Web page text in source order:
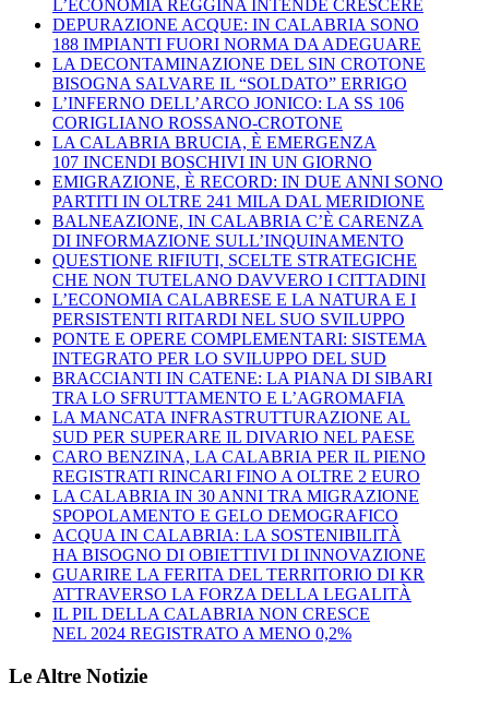
L’ECONOMIA REGGINA INTENDE CRESCERE
DEPURAZIONE ACQUE: IN CALABRIA SONO
188 IMPIANTI FUORI NORMA DA ADEGUARE
LA DECONTAMINAZIONE DEL SIN CROTONE
BISOGNA SALVARE IL “SOLDATO” ERRIGO
L’INFERNO DELL’ARCO JONICO: LA SS 106
CORIGLIANO ROSSANO-CROTONE
LA CALABRIA BRUCIA, È EMERGENZA
107 INCENDI BOSCHIVI IN UN GIORNO
EMIGRAZIONE, È RECORD: IN DUE ANNI SONO
PARTITI IN OLTRE 241 MILA DAL MERIDIONE
BALNEAZIONE, IN CALABRIA C’È CARENZA
DI INFORMAZIONE SULL’INQUINAMENTO
QUESTIONE RIFIUTI, SCELTE STRATEGICHE
CHE NON TUTELANO DAVVERO I CITTADINI
L’ECONOMIA CALABRESE E LA NATURA E I
PERSISTENTI RITARDI NEL SUO SVILUPPO
PONTE E OPERE COMPLEMENTARI: SISTEMA
INTEGRATO PER LO SVILUPPO DEL SUD
BRACCIANTI IN CATENE: LA PIANA DI SIBARI
TRA LO SFRUTTAMENTO E L’AGROMAFIA
LA MANCATA INFRASTRUTTURAZIONE AL
SUD PER SUPERARE IL DIVARIO NEL PAESE
CARO BENZINA, LA CALABRIA PER IL PIENO
REGISTRATI RINCARI FINO A OLTRE 2 EURO
LA CALABRIA IN 30 ANNI TRA MIGRAZIONE
SPOPOLAMENTO E GELO DEMOGRAFICO
ACQUA IN CALABRIA: LA SOSTENIBILITÀ
HA BISOGNO DI OBIETTIVI DI INNOVAZIONE
GUARIRE LA FERITA DEL TERRITORIO DI KR
ATTRAVERSO LA FORZA DELLA LEGALITÀ
IL PIL DELLA CALABRIA NON CRESCE
NEL 2024 REGISTRATO A MENO 0,2%
Le Altre Notizie